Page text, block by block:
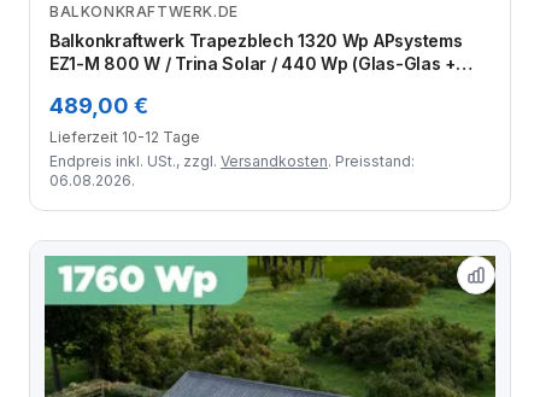
Zum Angebot
BALKONKRAFTWERK.DE
Balkonkraftwerk Trapezblech 1320 Wp APsystems
EZ1-M 800 W / Trina Solar / 440 Wp (Glas-Glas +
Module
489,00 €
Lieferzeit 10-12 Tage
Endpreis inkl. USt., zzgl. Versandkosten. Preisstand:
06.08.2026.